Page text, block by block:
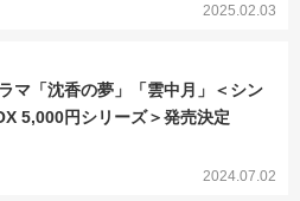
2025.02.03
マ「沈香の夢」「雲中月」＜シン
5,000円シリーズ＞発売決定
2024.07.02